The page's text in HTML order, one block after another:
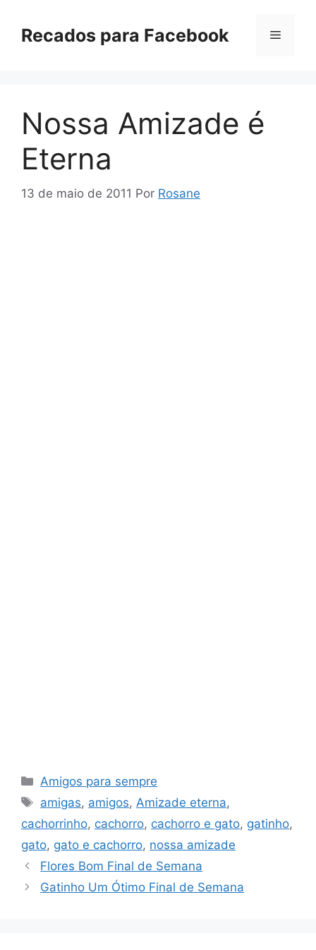
paraRecados para Facebook Menu
Nossa Amizade é
Eterna
13 de maio de 2011 Por Rosane
Categorias
Amigos para sempre
Tags
amigas, amigos, Amizade eterna,
cachorrinho, cachorro, cachorro e gato, gatinho,
gato, gato e cachorro, nossa amizade
Flores Bom Final de Semana
Gatinho Um Ótimo Final de Semana